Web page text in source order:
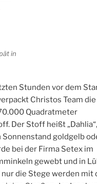
in
Stunden vor dem
Christos Team die
Quadratmeter
Der Stoff heißt „Dahlia“,
goldgelb
bei der Firma Setex im
gewebt und in
die Stege werden mit